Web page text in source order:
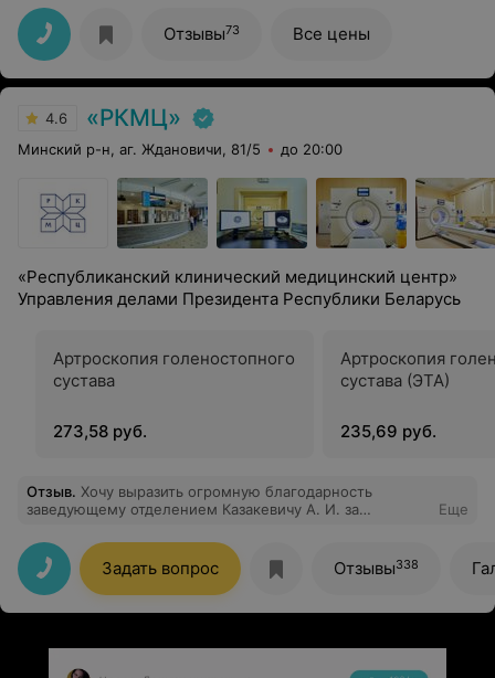
высококвалифицированную помощь в лечении моего
мужа Саладуха В. К., а также мед . персоналу и
лечащему врачу кардиологического отделения
Серебро Алле Михайловне. Это ВРАЧИ с большой
буквы. Огромное вам спасибо и низкий вам поклон.
Отзывы73 Все цены
4.6 «РКМЦ»
Минский р-н, аг. Ждановичи, 81/5 до 20:00
«Республиканский клинический медицинский центр»
Управления делами Президента Республики Беларусь
Артроскопия голеностопного
сустава
273,58 руб.
Артроскопия
сустава (ЭТА)
235,69 руб.
Отзыв. Хочу выразить огромную благодарность
заведующему отделением Казакевичу А. И. за
персоналу отделения.
Еще
Задать вопрос Отзывы338